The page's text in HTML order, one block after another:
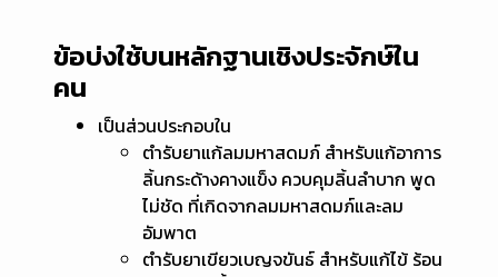
ข้อบ่งใช้บนหลักฐานเชิงประจักษ์ใน
คน
เป็นส่วนประกอบใน
ตำรับยาแก้ลมมหาสดมภ์ สำหรับแก้อาการ
ลิ้นกระด้างคางแข็ง ควบคุมลิ้นลำบาก พูด
ไม่ชัด ที่เกิดจากลมมหาสดมภ์และลม
อัมพาต
ตำรับยาเขียวเบญจขันธ์ สำหรับแก้ไข้ ร้อน